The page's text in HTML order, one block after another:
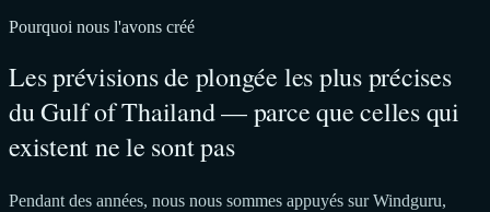
Pourquoi nous l'avons créé
Les prévisions de plongée les plus précises
du Gulf of Thailand — parce que celles qui
existent ne le sont pas
Pendant des années, nous nous sommes appuyés sur Windguru,